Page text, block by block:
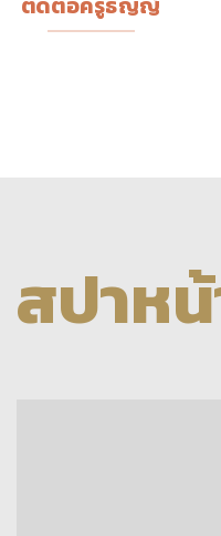
ติดต่อครูธัญญ์
สปาห